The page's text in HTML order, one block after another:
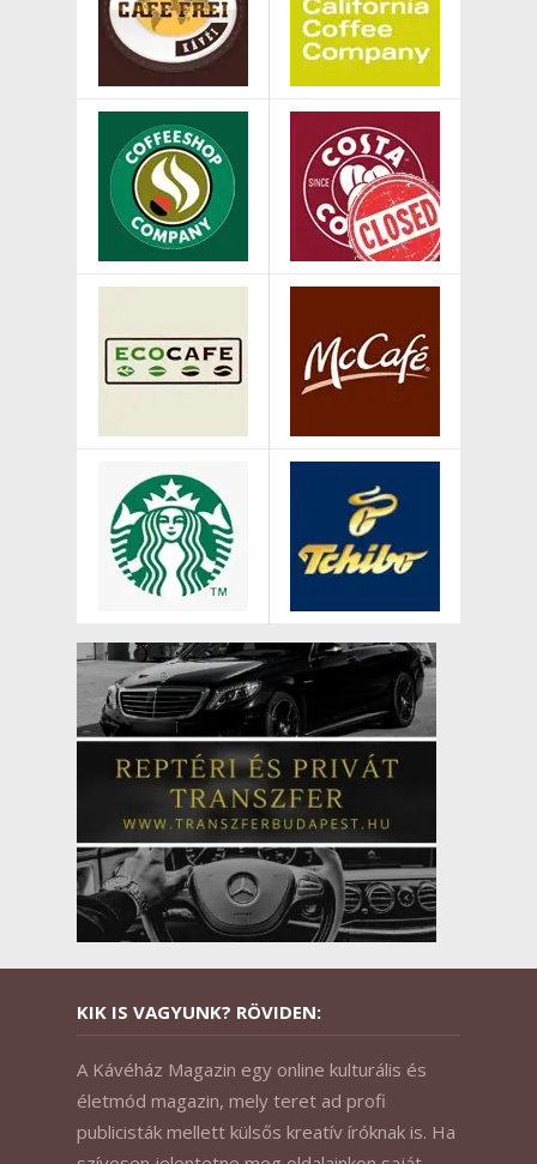
KIK IS VAGYUNK? RÖVIDEN:
A Kávéház Magazin egy online kulturális és
életmód magazin, mely teret ad profi
publicisták mellett külsős kreatív íróknak is. Ha